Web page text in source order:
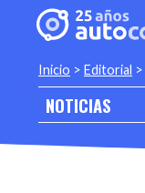
Inicio > Editorial >
NOTICIAS